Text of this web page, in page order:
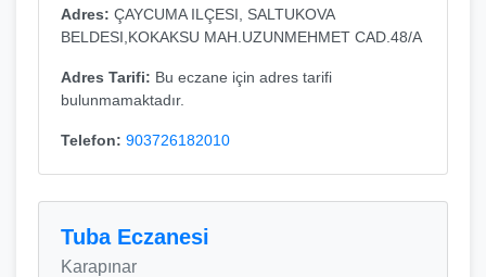
Adres: ÇAYCUMA ILÇESI, SALTUKOVA
BELDESI,KOKAKSU MAH.UZUNMEHMET CAD.48/A
Adres Tarifi: Bu eczane için adres tarifi
bulunmamaktadır.
Telefon: 903726182010
Tuba Eczanesi
Karapınar